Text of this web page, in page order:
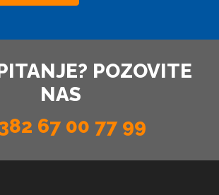
POZOVITE
NAS
67 00 77 99